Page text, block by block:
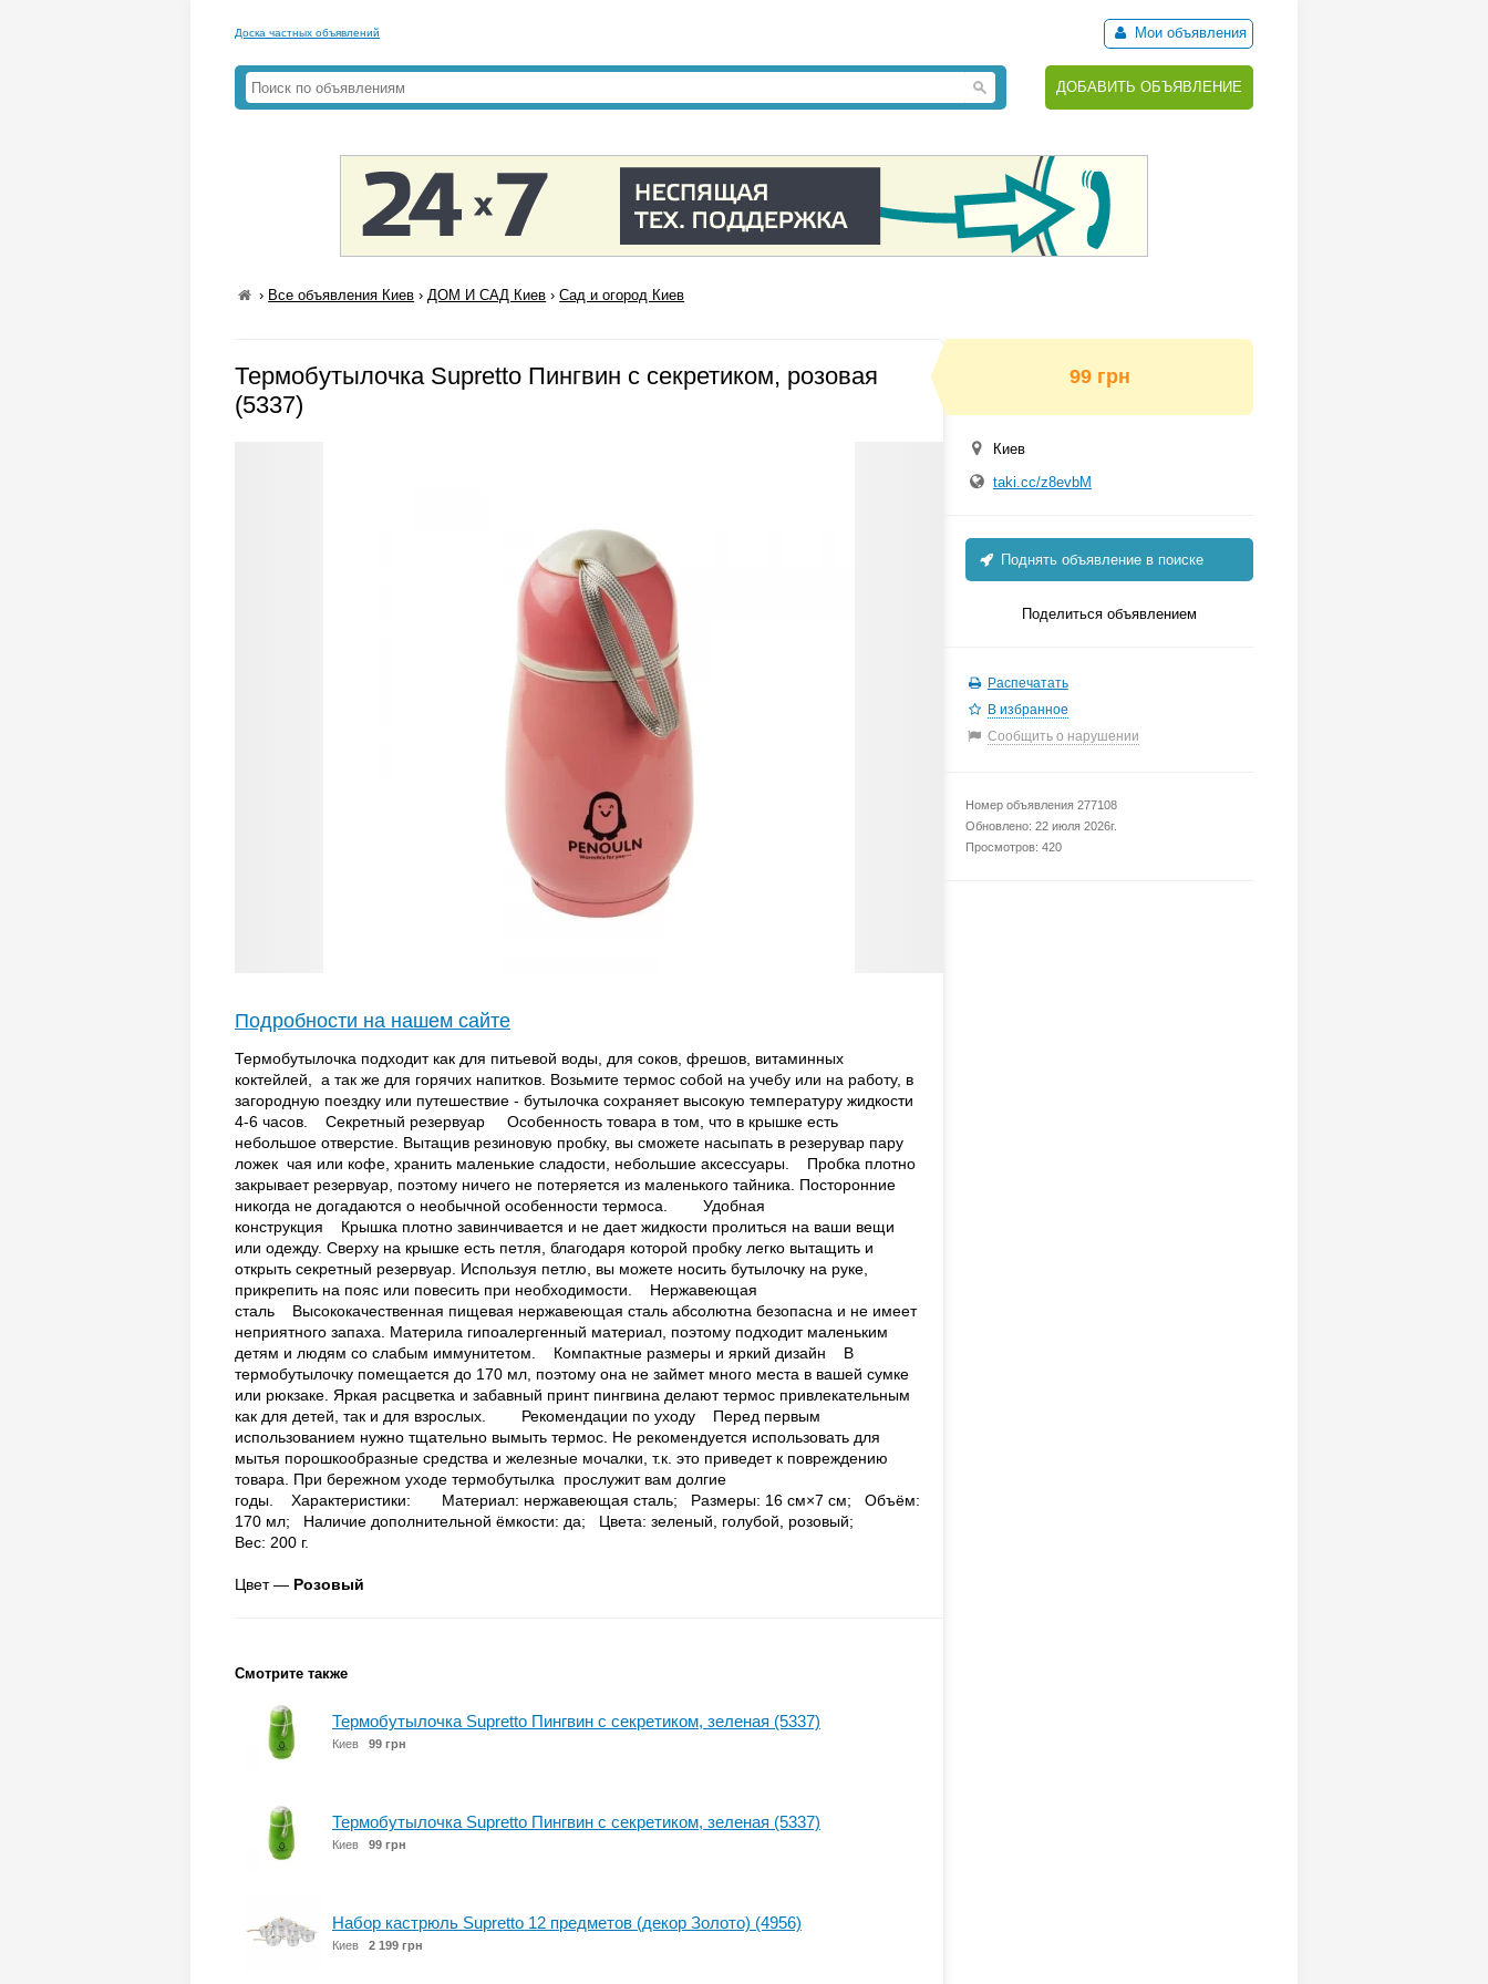
Доска частных объявлений Мои объявления
ДОБАВИТЬ ОБЪЯВЛЕНИЕ
› Все объявления Киев ›ДОМ И САД Киев ›Сад и огород Киев
Термобутылочка Supretto Пингвин с секретиком, розовая
(5337)
Подробности на нашем сайте
Термобутылочка подходит как для питьевой воды, для соков, фрешов, витаминных
коктейлей, а так же для горячих напитков. Возьмите термос собой на учебу или на работу, в
загородную поездку или путешествие - бутылочка сохраняет высокую температуру жидкости
4-6 часов. Секретный резервуар Особенность товара в том, что в крышке есть
небольшое отверстие. Вытащив резиновую пробку, вы сможете насыпать в резерувар пару
ложек чая или кофе, хранить маленькие сладости, небольшие аксессуары. Пробка плотно
закрывает резервуар, поэтому ничего не потеряется из маленького тайника. Посторонние
никогда не догадаются о необычной особенности термоса. Удобная
конструкция Крышка плотно завинчивается и не дает жидкости пролиться на ваши вещи
или одежду. Сверху на крышке есть петля, благодаря которой пробку легко вытащить и
открыть секретный резервуар. Используя петлю, вы можете носить бутылочку на руке,
прикрепить на пояс или повесить при необходимости. Нержавеющая
сталь Высококачественная пищевая нержавеющая сталь абсолютна безопасна и не имеет
неприятного запаха. Материла гипоалергенный материал, поэтому подходит маленьким
детям и людям со слабым иммунитетом. Компактные размеры и яркий дизайн В
термобутылочку помещается до 170 мл, поэтому она не займет много места в вашей сумке
или рюкзаке. Яркая расцветка и забавный принт пингвина делают термос привлекательным
как для детей, так и для взрослых. Рекомендации по уходу Перед первым
использованием нужно тщательно вымыть термос. Не рекомендуется использовать для
мытья порошкообразные средства и железные мочалки, т.к. это приведет к повреждению
товара. При бережном уходе термобутылка прослужит вам долгие
годы. Характеристики: Материал: нержавеющая сталь; Размеры: 16 см×7 см; Объём:
170 мл; Наличие дополнительной ёмкости: да; Цвета: зеленый, голубой, розовый;
Вес: 200 г.
Цвет — Розовый
Смотрите также
Термобутылочка Supretto Пингвин с секретиком, зеленая (5337)
Киев 99 грн
Термобутылочка Supretto Пингвин с секретиком, зеленая (5337)
Киев 99 грн
Набор кастрюль Supretto 12 предметов (декор Золото) (4956)
Киев 2 199 грн
99 грн
Киев
taki.cc/z8evbM
Поднять объявление в поиске
Поделиться объявлением
Распечатать
В избранное
Сообщить о нарушении
Номер объявления 277108
Обновлено: 22 июля 2026г.
Просмотров: 420